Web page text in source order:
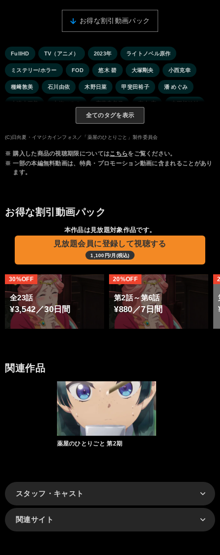
お得な割引動画パック
FullHD TV（アニメ） 2023年 ライトノベル原作
ミステリー/ホラー FOD 悠木 碧 大塚剛央 小西克幸
種﨑敦美 石川由依 木野日菜 甲斐田裕子 潘 めぐみ
小清水亜美 七海ひろき 斉藤貴美子 家中 宏 赤羽根健治
島本須美
全てのタグを表示
(C)日向夏・イマジカインフォス／「薬屋のひとりごと」製作委員会
※ 購入した商品の視聴期限についてはこちらをご覧ください。
※ 一部の本編無料動画は、特典・プロモーション動画に含まれることがあり
ます。
お得な割引動画パック
本作品は見放題対象作品です。
見放題会員に登録して視聴する
1,100円/月(税込)
全23話
¥3,542／30日間
30%OFF
第2話～第6話
¥880／7日間
20%OFF
関連作品
薬屋のひとりごと 第2期
スタッフ・キャスト
関連サイト